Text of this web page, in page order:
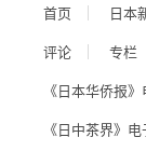
首页 日本
评论
专栏
《日本华侨报
《日中茶界》